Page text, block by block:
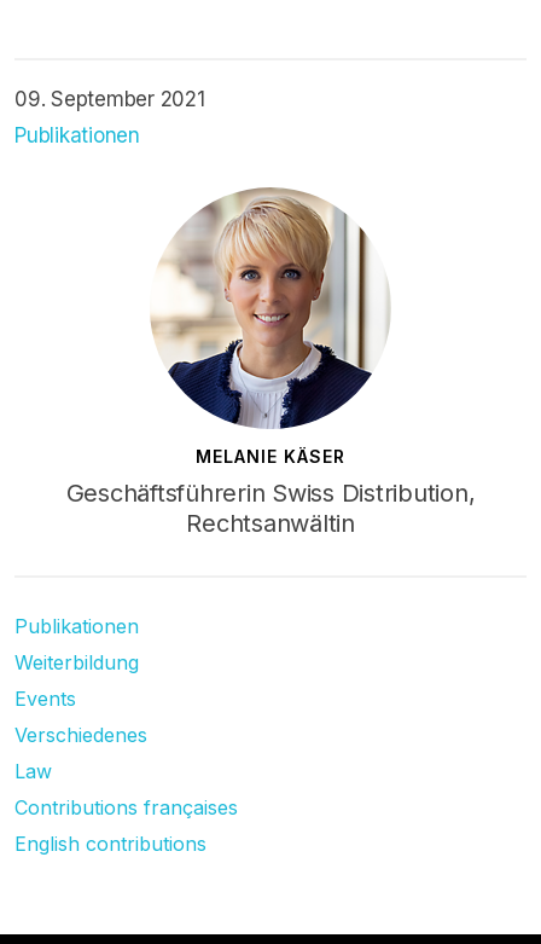
09. September 2021
Publikationen
MELANIE KÄSER
Geschäftsführerin Swiss Distribution,
Rechtsanwältin
Publikationen
Weiterbildung
Events
Verschiedenes
Law
Contributions françaises
English contributions